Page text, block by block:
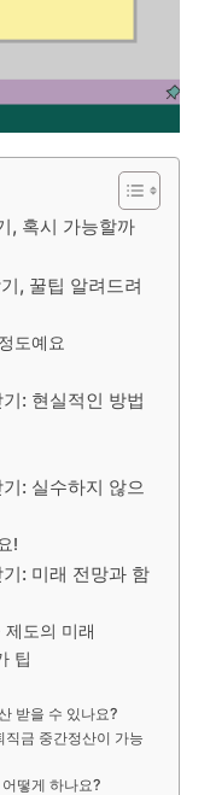
, 혹시 가능할까
, 꿀팁 알려드려
도예요
: 현실적인 방법
: 실수하지 않으
!
: 미래 전망과 함
도의 미래
팁
받을 수 있나요?
금 중간정산이 가능
떻게 하나요?